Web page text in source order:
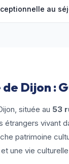
au
Dijon :
située au 53
étrangers vivant
patrimoine
une vie